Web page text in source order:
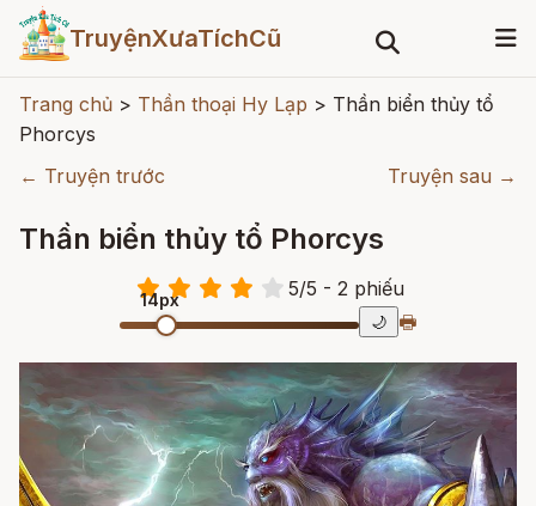
TruyệnXưaTíchCũ
Trang chủ > Thần thoại Hy Lạp > Thần biển thủy tổ
Phorcys
← Truyện trước
Truyện sau →
Thần biển thủy tổ Phorcys
5/5 - 2phiếu
14px
🌙 🖶